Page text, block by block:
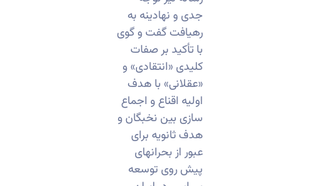
جدی و نهادینه به
رهیافت گفت و گوی
با تأکید بر صفات
کلیدی «انتقادی» و
«عقلانی» با هدف
اولیه اقناع و اجماع
سازی بین نخبگان و
هدف ثانویه برای
عبور از بحرانهای
پیش روی توسعه